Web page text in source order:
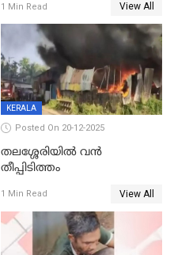
കഴുത്തുഞെരിച്ച് കൊന്നു
1 Min Read View All
KERALA
Posted On 20-12-2025
തലശ്ശേരിയിൽ വൻ
തീപ്പിടിത്തം
1 Min Read View All